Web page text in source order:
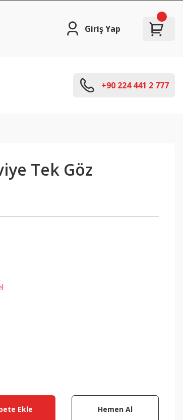
Giriş Yap
+90 224 441 2 777
Tek Göz
Ekle Hemen Al